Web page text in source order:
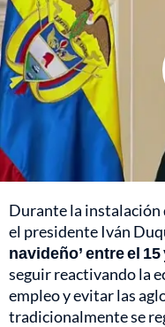
Durante la instalación
el presidente Iván
navideño’ entre el
seguir reactivando la
empleo y evitar las
tradicionalmente se